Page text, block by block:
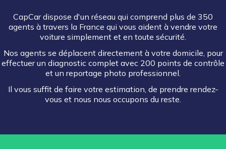
CapCar dispose d'un réseau qui comprend plus de 350
agents à travers la France qui vous aident à vendre votre
voiture simplement et en toute sécurité.
Nos agents se déplacent directement à votre domicile, pour
effectuer un diagnostic complet avec 200 points de contrôle
et un reportage photo professionnel.
Il vous suffit de faire votre estimation, de prendre rendez-
vous et nous nous occupons du reste.